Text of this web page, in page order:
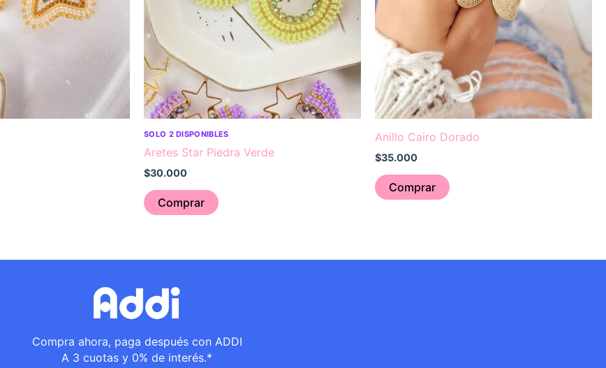
SOLO 2 DISPONIBLES
Aretes Star Piedra Verde
$30.000
Comprar
Anillo Cairo Dorado
$35.000
Comprar
Compra ahora, paga después con ADDI
A 3 cuotas y 0% de interés.*